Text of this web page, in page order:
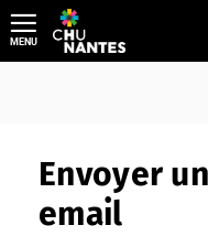
Aller
au
contenu
MENU
Envoyer
email